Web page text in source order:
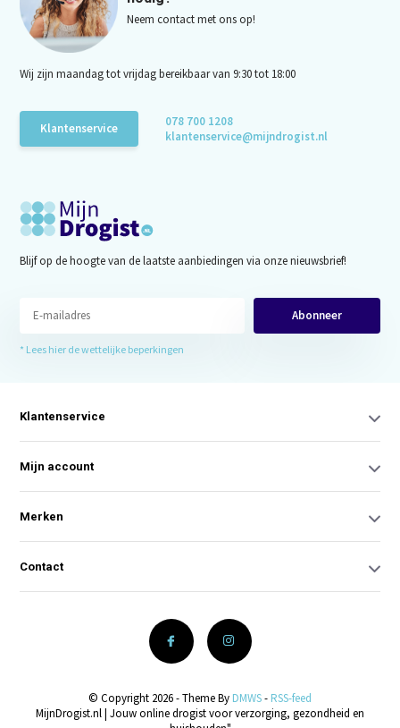
Neem contact met ons op!
Wij zijn maandag tot vrijdag bereikbaar van 9:30 tot 18:00
Klantenservice
078 700 1208
klantenservice@mijndrogist.nl
Blijf op de hoogte van de laatste aanbiedingen via onze nieuwsbrief!
Abonneer
* Lees hier de wettelijke beperkingen
Klantenservice
Mijn account
Merken
Contact
© Copyright 2026 - Theme By DMWS- RSS-feed
MijnDrogist.nl | Jouw online drogist voor verzorging, gezondheid en